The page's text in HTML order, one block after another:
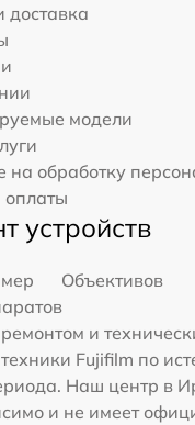
доставка
модели
на обработку
оплаты
устройств
Объективов
и
Fujifilm по
Наш центр в
и не имеет